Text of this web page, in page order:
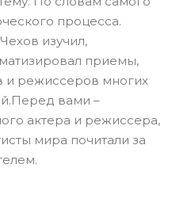
процесса.
изучил,
приемы,
и режиссеров многих
вами –
актера и режиссера,
мира почитали за